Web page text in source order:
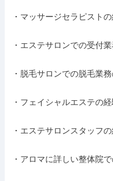
・マッサージセラピスト
・エステサロンでの受付
・脱毛サロンでの脱毛業
・フェイシャルエステの
・エステサロンスタッフ
・アロマに詳しい整体院